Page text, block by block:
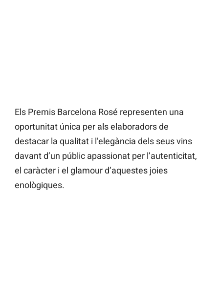
Els Premis Barcelona Rosé representen una
oportunitat única per als elaboradors de
destacar la qualitat i l’elegància dels seus vins
davant d’un públic apassionat per l’autenticitat,
el caràcter i el glamour d’aquestes joies
enològiques.